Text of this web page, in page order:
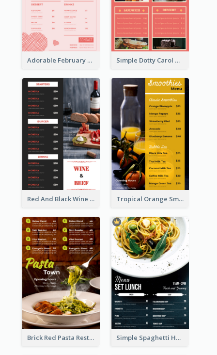
Adorable February Seasonal Menu Design Ideas Simple Dotty Carol New Year Menu Design Idea
Red And Black Wine Restaurant Menu Tropical Orange Smoothies Beverage Menu Design
Brick Red Pasta Restaurant Menu Design Simple Spaghetti House Restaurant Menu Design